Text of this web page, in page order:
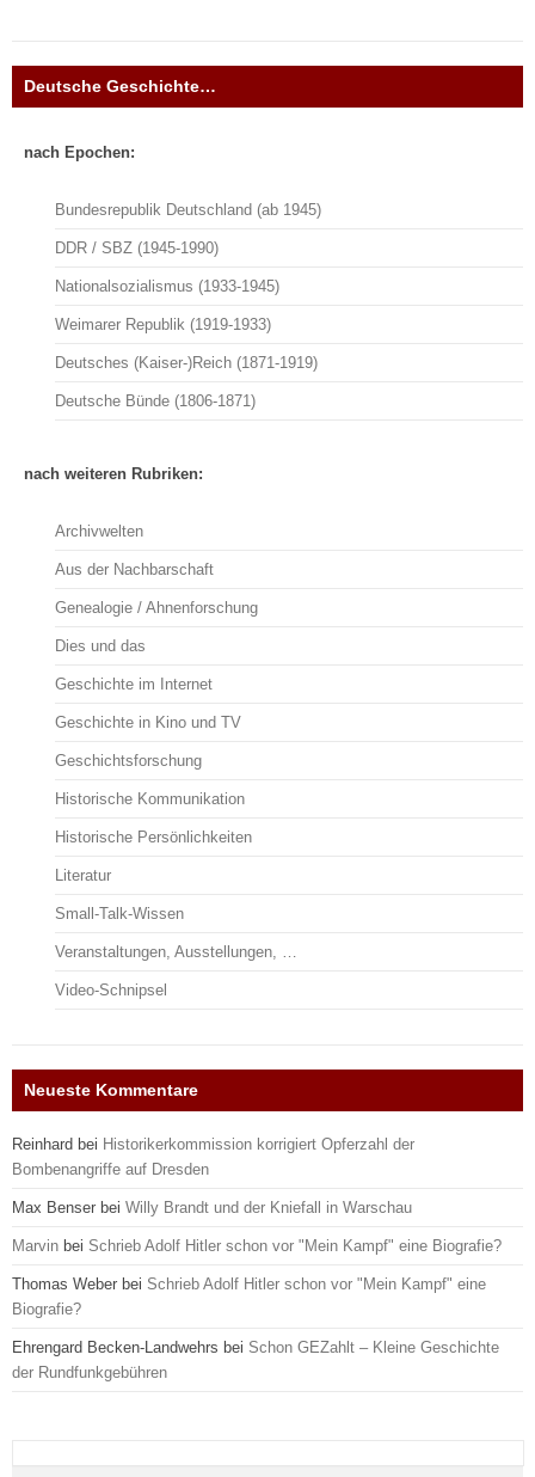
Deutsche Geschichte…
nach Epochen:
Bundesrepublik Deutschland (ab 1945)
DDR / SBZ (1945-1990)
Nationalsozialismus (1933-1945)
Weimarer Republik (1919-1933)
Deutsches (Kaiser-)Reich (1871-1919)
Deutsche Bünde (1806-1871)
nach weiteren Rubriken:
Archivwelten
Aus der Nachbarschaft
Genealogie / Ahnenforschung
Dies und das
Geschichte im Internet
Geschichte in Kino und TV
Geschichtsforschung
Historische Kommunikation
Historische Persönlichkeiten
Literatur
Small-Talk-Wissen
Veranstaltungen, Ausstellungen, …
Video-Schnipsel
Neueste Kommentare
Reinhard bei Historikerkommission korrigiert Opferzahl der
Bombenangriffe auf Dresden
Max Benser bei Willy Brandt und der Kniefall in Warschau
Marvin bei Schrieb Adolf Hitler schon vor "Mein Kampf" eine Biografie?
Thomas Weber bei Schrieb Adolf Hitler schon vor "Mein Kampf" eine
Biografie?
Ehrengard Becken-Landwehrs bei Schon GEZahlt – Kleine Geschichte
der Rundfunkgebühren